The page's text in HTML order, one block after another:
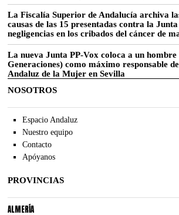
La Fiscalía Superior de Andalucía archiva
causas de las 15 presentadas contra la
negligencias en los cribados del cáncer de
La nueva Junta PP-Vox coloca a un hombre
Generaciones) como máximo responsable
Andaluz de la Mujer en Sevilla
NOSOTROS
Espacio Andaluz
Nuestro equipo
Contacto
Apóyanos
PROVINCIAS
ALMERÍA